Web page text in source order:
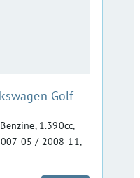
Golf
1.390cc,
05 / 2008-11,